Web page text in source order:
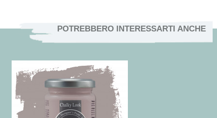
POTREBBERO INTERESSARTI ANCHE